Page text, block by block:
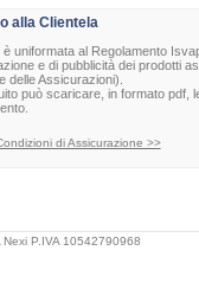
alla Clientela
è uniformata al Regolamento
e di pubblicità dei prodotti
delle Assicurazioni).
può scaricare, in formato pdf,
di Assicurazione >>
P.IVA 10542790968